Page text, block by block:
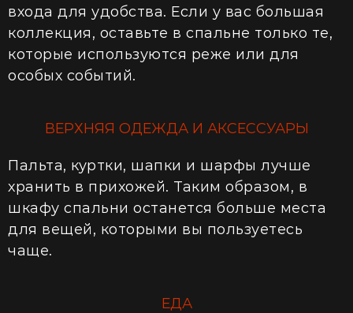
входа для удобства. Если у вас большая
коллекция, оставьте в спальне только те,
которые используются реже или для
особых событий.
ВЕРХНЯЯ ОДЕЖДА И АКСЕССУАРЫ
Пальта, куртки, шапки и шарфы лучше
хранить в прихожей. Таким образом, в
шкафу спальни останется больше места
для вещей, которыми вы пользуетесь
чаще.
ЕДА